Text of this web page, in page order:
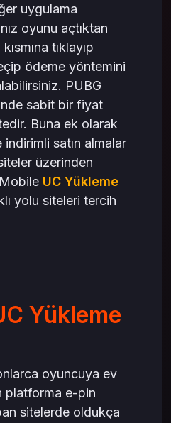
uygulama
oyunu açtıktan
tıklayıp
ödeme yöntemini
PUBG
sabit bir fiyat
Buna ek olarak
satın almalar
üzerinden
UC Yükleme
yolu siteleri tercih
Yükleme
oyuncuya ev
platforma e-pin
sitelerde oldukça